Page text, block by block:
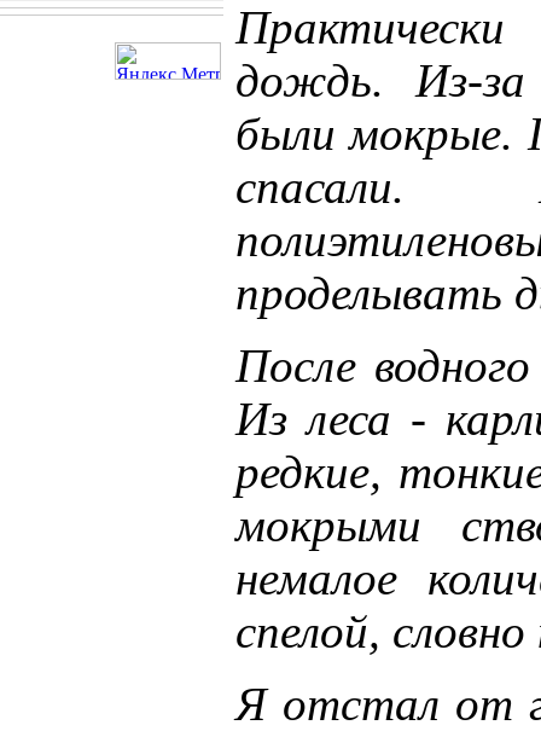
дождь. Из-
были мокрые.
спасали.
проделывать
После
Из леса -
редкие,
мокрыми
немалое
спелой,
Я отстал от